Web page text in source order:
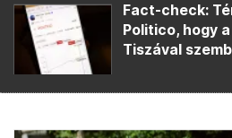
Fact-check:
Politico, hogy
Tiszával